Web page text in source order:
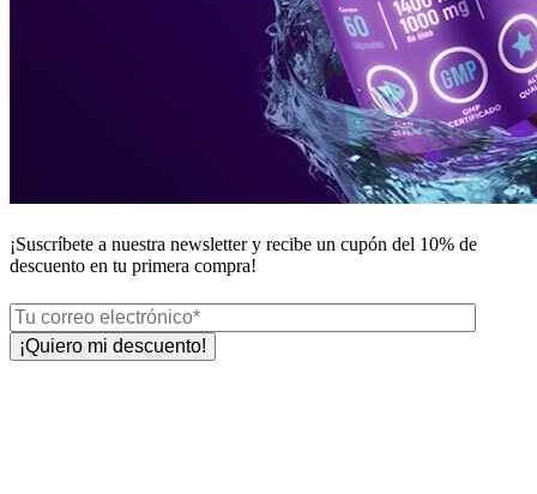
¡Suscríbete a nuestra newsletter y recibe un cupón del 10% de
descuento en tu primera compra!